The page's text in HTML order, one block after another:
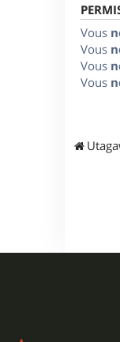
Vous
Vous
Vous
Vous